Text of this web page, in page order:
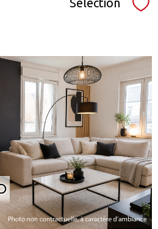
Sélection
voir le